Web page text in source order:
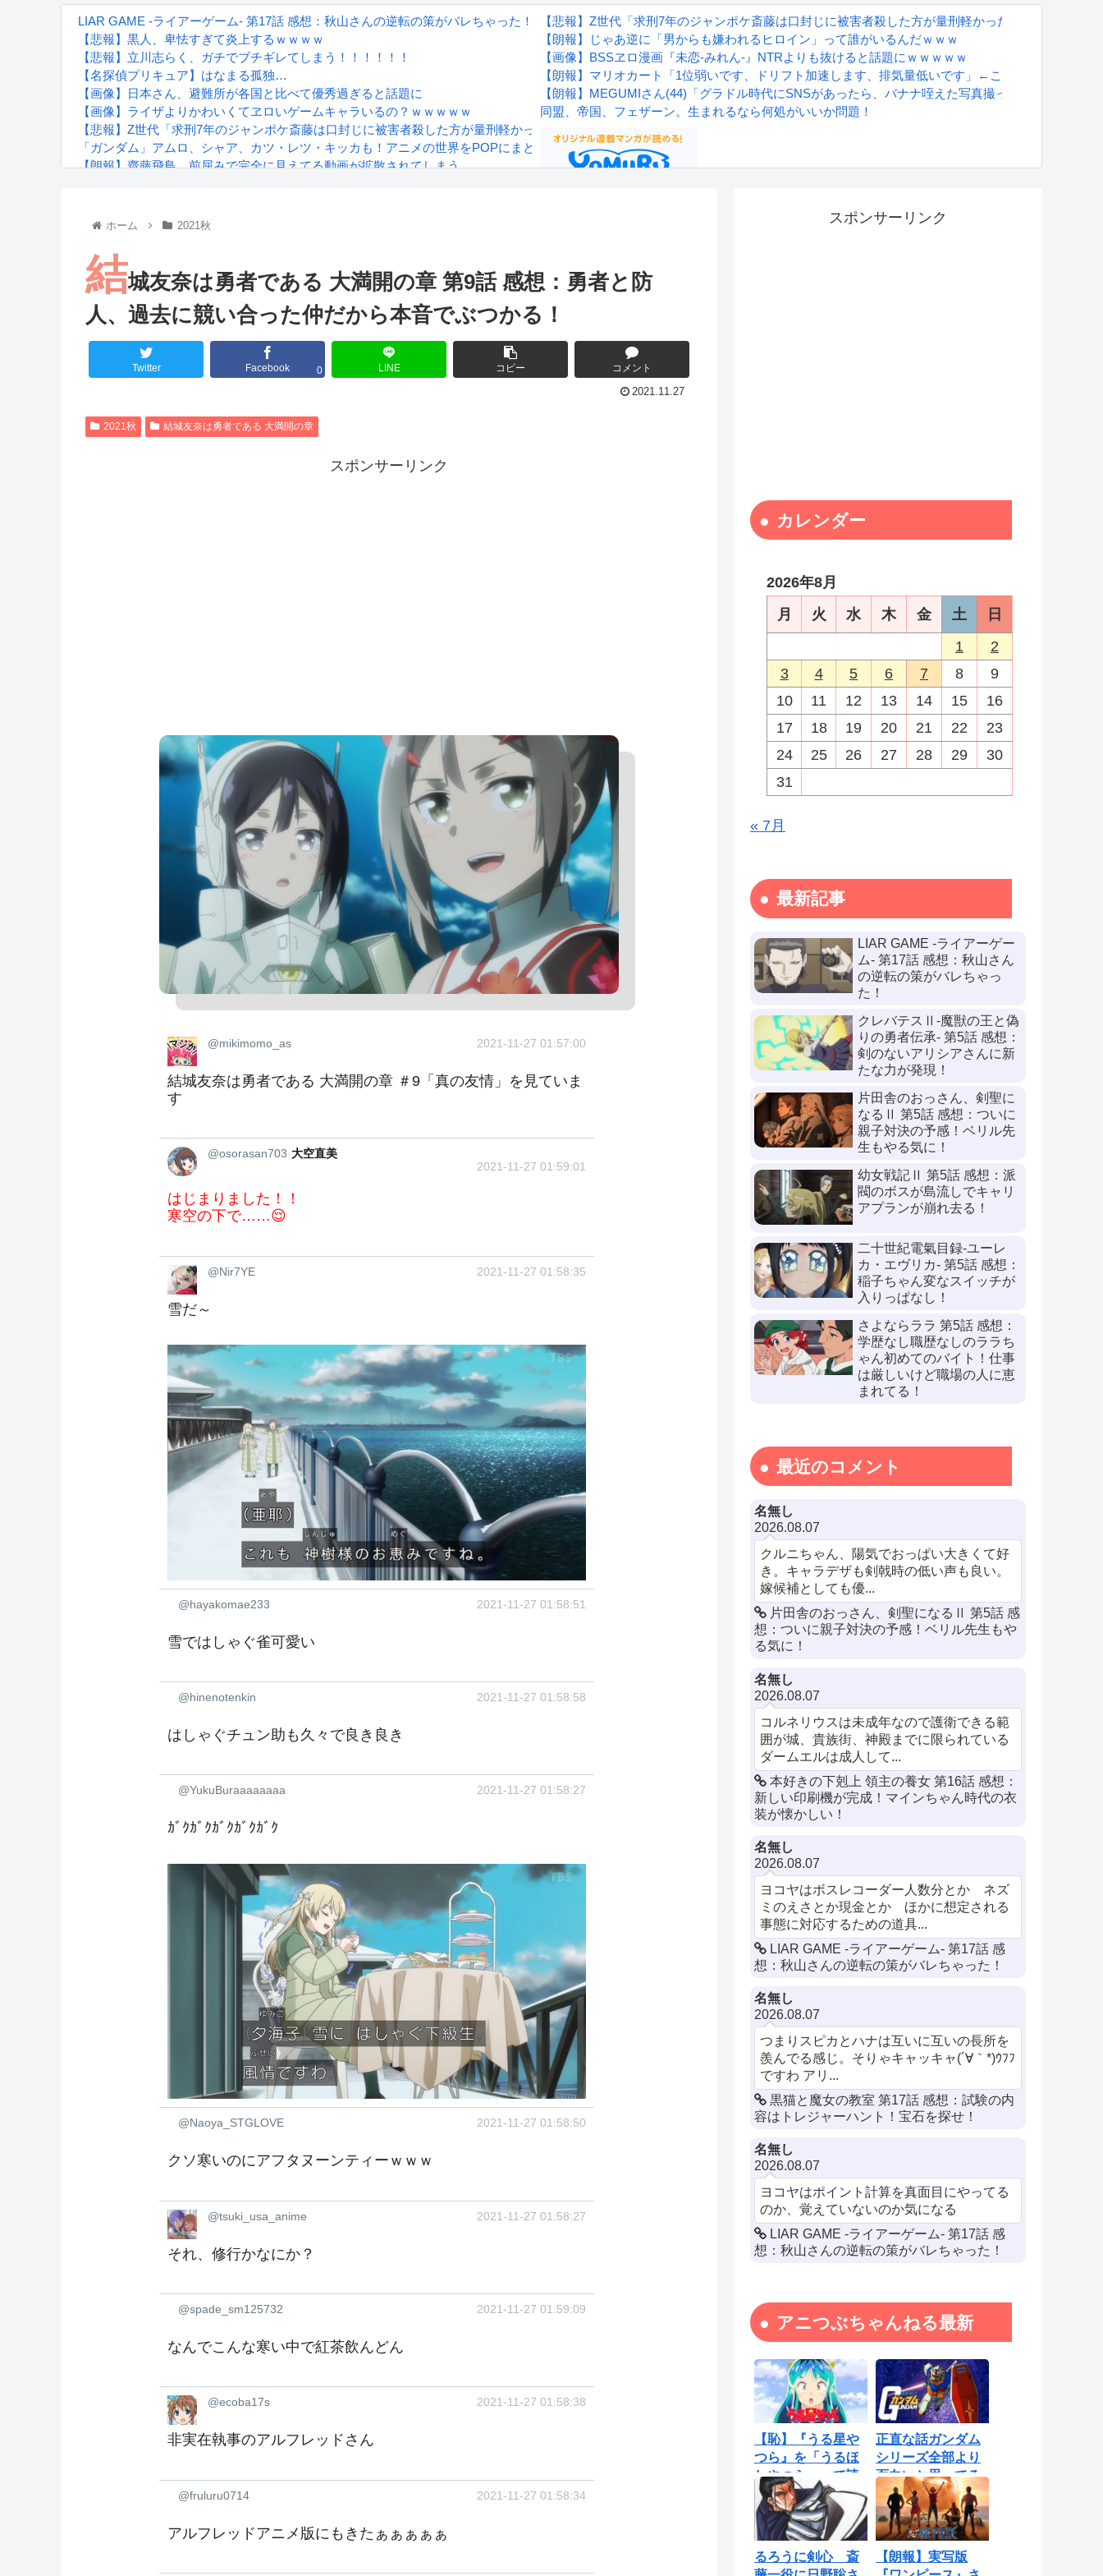
LIAR GAME -ライアーゲーム- 第17話 感想：秋山さんの逆転の策がバレちゃった！
【悲報】黒人、卑怯すぎて炎上するｗｗｗｗ
【悲報】立川志らく、ガチでブチギレてしまう！！！！！！
【名探偵プリキュア】はなまる孤独…
【画像】日本さん、避難所が各国と比べて優秀過ぎると話題に
【画像】ライザよりかわいくてヱロいゲームキャラいるの？ｗｗｗｗｗ
【悲報】Z世代「求刑7年のジャンポケ斎藤は口封じに被害者殺した方が量刑軽かっただろ」←1万いいね
「ガンダム」アムロ、シャア、カツ・レツ・キッカも！アニメの世界をPOPにまとうカラーグラフィックTシャツが新登場
【朗報】齋藤飛鳥、前屈みで完全に見えてる動画が拡散されてしまう…
るろうに剣心 -明治剣客浪漫譚- 京都動乱 第33話の感想
Powered by livedoor 相互RSS
【悲報】Z世代「求刑7年のジャンポケ斎藤は口封じに被害者殺した方が量刑軽かっただろ」←1万い
【朗報】じゃあ逆に「男からも嫌われるヒロイン」って誰がいるんだｗｗｗ
【画像】BSSヱロ漫画『未恋-みれん-』NTRよりも抜けると話題にｗｗｗｗｗ
【朗報】マリオカート「1位弱いです、ドリフト加速します、排気量低いです」←こいつが覇権取っ
【朗報】MEGUMIさん(44)「グラドル時代にSNSがあったら、バナナ咥えた写真撮ってたと思う」
同盟、帝国、フェザーン。生まれるなら何処がいいか問題！
ホーム 2021秋
結城友奈は勇者である 大満開の章 第9話 感想：勇者と防
人、過去に競い合った仲だから本音でぶつかる！
Twitter Facebook 0 LINE コピー コメント
2021.11.27
2021秋 結城友奈は勇者である 大満開の章
スポンサーリンク
@mikimomo_as 2021-11-27 01:57:00
結城友奈は勇者である 大満開の章 ＃9「真の友情」を見ていま
す
@osorasan703 大空直美
2021-11-27 01:59:01
はじまりました！！
寒空の下で……😌
@Nir7YE 2021-11-27 01:58:35
雪だ～
@hayakomae233 2021-11-27 01:58:51
雪ではしゃぐ雀可愛い
@hinenotenkin 2021-11-27 01:58:58
はしゃぐチュン助も久々で良き良き
@YukuBuraaaaaaaa 2021-11-27 01:58:27
ｶﾞｸｶﾞｸｶﾞｸｶﾞｸｶﾞｸ
@Naoya_STGLOVE 2021-11-27 01:58:50
クソ寒いのにアフタヌーンティーｗｗｗ
@tsuki_usa_anime 2021-11-27 01:58:27
それ、修行かなにか？
@spade_sm125732 2021-11-27 01:59:09
なんでこんな寒い中で紅茶飲んどん
@ecoba17s 2021-11-27 01:58:38
非実在執事のアルフレッドさん
@fruluru0714 2021-11-27 01:58:34
アルフレッドアニメ版にもきたぁぁぁぁぁ
スポンサーリンク
カレンダー
2026年8月
月
火 水 木 金 土
日
1
2
3
4 5 6 7 8
9
10
11 12 13 14 15
16
17
18 19 20 21 22
23
24
25 26 27 28 29
30
31
« 7月
最新記事
LIAR GAME -ライアーゲー
ム- 第17話 感想：秋山さん
の逆転の策がバレちゃっ
た！
クレバテスⅡ-魔獣の王と偽
りの勇者伝承- 第5話 感想：
剣のないアリシアさんに新
たな力が発現！
片田舎のおっさん、剣聖に
なるⅡ 第5話 感想：ついに
親子対決の予感！ベリル先
生もやる気に！
幼女戦記Ⅱ 第5話 感想：派
閥のボスが島流しでキャリ
アプランが崩れ去る！
二十世紀電氣目録-ユーレ
カ・エヴリカ- 第5話 感想：
稲子ちゃん変なスイッチが
入りっぱなし！
さよならララ 第5話 感想：
学歴なし職歴なしのララち
ゃん初めてのバイト！仕事
は厳しいけど職場の人に恵
まれてる！
最近のコメント
名無し
2026.08.07
クルニちゃん、陽気でおっぱい大きくて好
き。キャラデザも剣戟時の低い声も良い。
嫁候補としても優...
片田舎のおっさん、剣聖になるⅡ 第5話 感
想：ついに親子対決の予感！ベリル先生もや
る気に！
名無し
2026.08.07
コルネリウスは未成年なので護衛できる範
囲が城、貴族街、神殿までに限られている
ダームエルは成人して...
本好きの下剋上 領主の養女 第16話 感想：
新しい印刷機が完成！マインちゃん時代の衣
装が懐かしい！
名無し
2026.08.07
ヨコヤはボスレコーダー人数分とか ネズ
ミのえさとか現金とか ほかに想定される
事態に対応するための道具...
LIAR GAME -ライアーゲーム- 第17話 感
想：秋山さんの逆転の策がバレちゃった！
名無し
2026.08.07
つまりスピカとハナは互いに互いの長所を
羨んでる感じ。そりゃキャッキャ(´∀｀*)ｳﾌﾌ
ですわ アリ...
黒猫と魔女の教室 第17話 感想：試験の内
容はトレジャーハント！宝石を探せ！
名無し
2026.08.07
ヨコヤはポイント計算を真面目にやってる
のか、覚えていないのか気になる
LIAR GAME -ライアーゲーム- 第17話 感
想：秋山さんの逆転の策がバレちゃった！
アニつぶちゃんねる最新
【恥】『うる星や
つら』を「うるほ
しやつら」って読
んでたわ…勘...
正直な話ガンダム
シリーズ全部より
面白いと思ってる
ロボットアニ...
るろうに剣心 斎
【朗報】実写版